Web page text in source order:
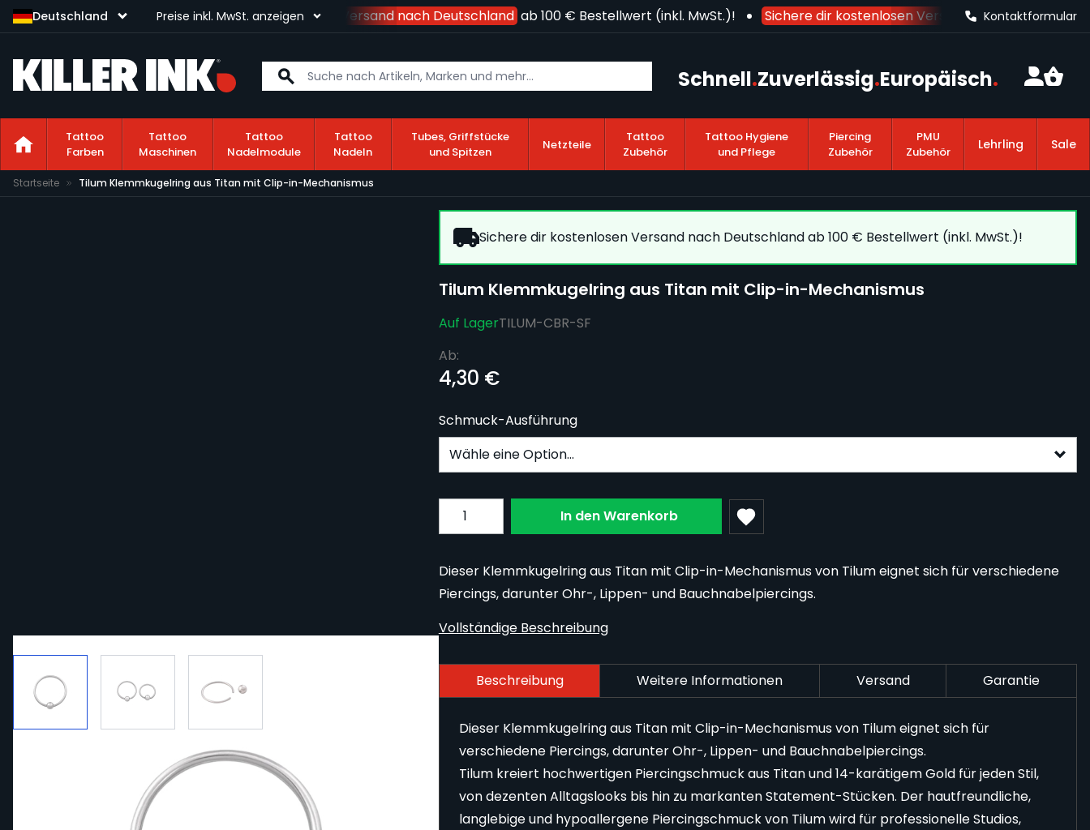
Deutschland Preise inkl. MwSt. anzeigen
Sichere dir kostenlosen Versand nach Deutschlandab 100 € Bestellwert (inkl. MwSt.)! Sichere dir kostenlosen Versand nach Deutschland
Kontaktformular
Schnell.Zuverlässig.Europäisch.
Tattoo
Farben
Tattoo
Maschinen
Tattoo
Nadelmodule
Tattoo
Nadeln
Tubes, Griffstücke
und Spitzen
Netzteile
Tattoo
Zubehör
Tattoo Hygiene
und Pflege
Piercing
Zubehör
PMU
Zubehör
Lehrling Sale
Zum Inhalt springen
Startseite Tilum Klemmkugelring aus Titan mit Clip-in-Mechanismus
Sichere dir kostenlosen Versand nach Deutschland ab 100 € Bestellwert (inkl. MwSt.)!
Tilum Klemmkugelring aus Titan mit Clip-in-Mechanismus
Auf LagerTILUM-CBR-SF
Ab:
4,30 €
Schmuck-Ausführung
Subscribe to back in stock notification configurable form
Menge In den Warenkorb
Dieser Klemmkugelring aus Titan mit Clip-in-Mechanismus von Tilum eignet sich für verschiedene
Piercings, darunter Ohr-, Lippen- und Bauchnabelpiercings.
Vollständige Beschreibung
Beschreibung Weitere Informationen Versand Garantie
Dieser Klemmkugelring aus Titan mit Clip-in-Mechanismus von Tilum eignet sich für
verschiedene Piercings, darunter Ohr-, Lippen- und Bauchnabelpiercings.
Tilum kreiert hochwertigen Piercingschmuck aus Titan und 14-karätigem Gold für jeden Stil,
von dezenten Alltagslooks bis hin zu markanten Statement-Stücken. Der hautfreundliche,
langlebige und hypoallergene Piercingschmuck von Tilum wird für professionelle Studios,